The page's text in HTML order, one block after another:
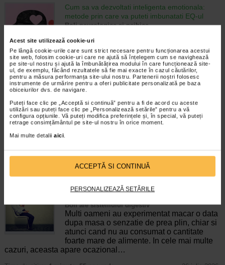
Acest site utilizează cookie-uri
Pe lângă cookie-urile care sunt strict necesare pentru funcționarea acestui
site web, folosim cookie-uri care ne ajută să înțelegem cum se navighează
pe site-ul nostru și ajută la îmbunătățirea modului în care funcționează site-
ul, de exemplu, făcând rezultatele să fie mai exacte în cazul căutărilor,
pentru a măsura performanța site-ului nostru. Partenerii noștri folosesc
instrumente de urmărire pentru a oferi publicitate personalizată pe baza
obiceiurilor dvs. de navigare.
Puteți face clic pe „Acceptă si continuă” pentru a fi de acord cu aceste
utilizări sau puteți face clic pe „Personalizează setările” pentru a vă
configura opțiunile. Vă puteți modifica preferințele și, în special, vă puteți
retrage consimțământul pe site-ul nostru în orice moment.
Mai multe detalii aici.
ACCEPTĂ SI CONTINUĂ
PERSONALIZEAZĂ SETĂRILE
Cum sa va dezvoltati inteligenta emotionala:
metode prin care va puteti imbunatati EQ-ul
Boli neurologice si psihice
capacitatea de a identifica si gestiona
propriile emotii, precum si emotiile celorlalti.
In general, se spune ca inteligenta
emotionala cuprinde cateva abilitati:…
Timp de citire:4 minute, 39 secunde 6 august 2026
Enurezis: cauze, factori declansatori si solutii
Sistem urinar
Enurezisul este termenul medical pentru
pierderea accidentala de urina, de obicei in
timpul somnului. Este o afectiune frecventa
Enurezisul este considerat…
Senzatia de prea plin: cand indica o afectiune si
Boli ale sistemului digestiv
Multi oameni au experimentat macar o data
dupa masa o senzatie de prea plin, chiar si
atunci cand nu au consumat o cantitate
foarte mare de alimente. In cele mai multe
cazuri, aceasta apare ocazional…